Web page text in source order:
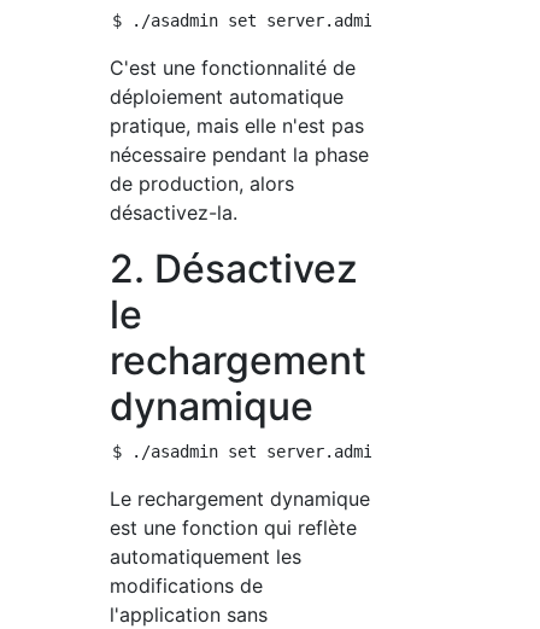
C'est une fonctionnalité de
déploiement automatique
pratique, mais elle n'est pas
nécessaire pendant la phase
de production, alors
désactivez-la.
2. Désactivez
le
rechargement
dynamique
Le rechargement dynamique
est une fonction qui reflète
automatiquement les
modifications de
l'application sans